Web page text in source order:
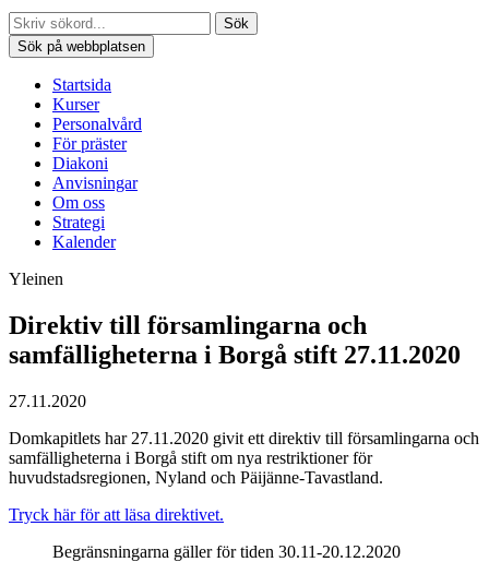
Sök
Sök på webbplatsen
Startsida
Kurser
Personalvård
För präster
Diakoni
Anvisningar
Om oss
Strategi
Kalender
Yleinen
Direktiv till församlingarna och
samfälligheterna i Borgå stift 27.11.2020
27.11.2020
Domkapitlets har 27.11.2020 givit ett direktiv till församlingarna och
samfälligheterna i Borgå stift om nya restriktioner för
huvudstadsregionen, Nyland och Päijänne-Tavastland.
Tryck här för att läsa direktivet.
Begränsningarna gäller för tiden 30.11-20.12.2020